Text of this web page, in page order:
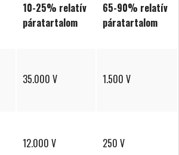
10-25% relatív
páratartalom
65-90% relatív
páratartalom
35.000 V 1.500 V
12.000 V 250 V